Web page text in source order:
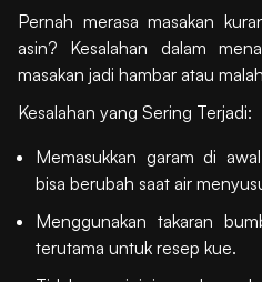
Pernah merasa masakan
asin? Kesalahan dalam
masakan jadi hambar atau
Kesalahan yang Sering Terjadi:
Memasukkan garam di
bisa berubah saat air
Menggunakan takaran
terutama untuk resep kue.